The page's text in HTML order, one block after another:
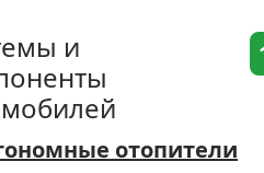
и
отопители